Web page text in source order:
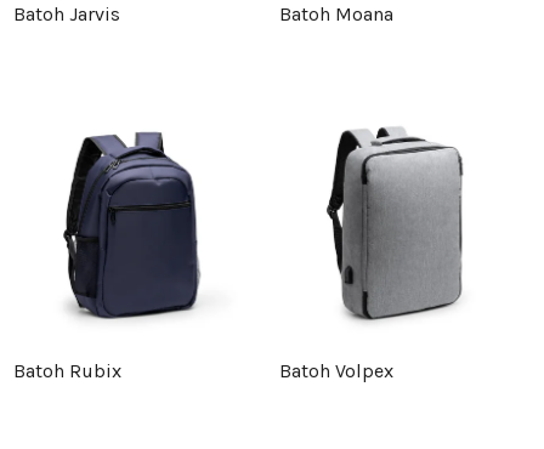
Batoh Jarvis Batoh Moana
Batoh Rubix Batoh Volpex